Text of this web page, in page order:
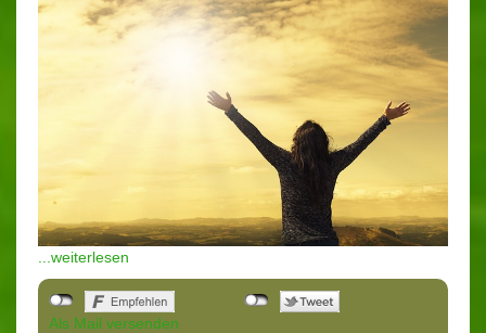
...weiterlesen
Als Mail versenden